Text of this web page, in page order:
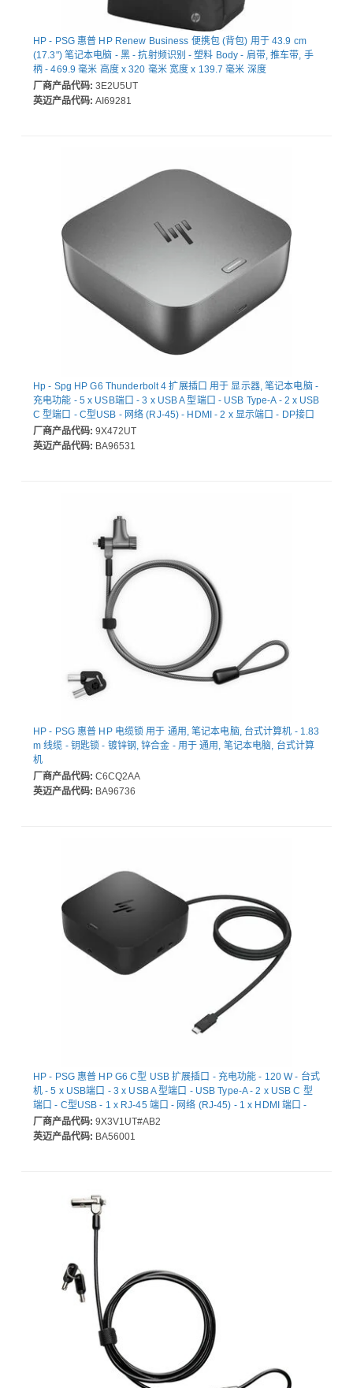
HP - PSG 惠普 HP Renew Business 便携包 (背包) 用于 43.9 cm
(17.3") 笔记本电脑 - 黑 - 抗射频识别 - 塑料 Body - 肩带, 推车带, 手
柄 - 469.9 毫米 高度 x 320 毫米 宽度 x 139.7 毫米 深度
厂商产品代码: 3E2U5UT
英迈产品代码: AI69281
Hp - Spg HP G6 Thunderbolt 4 扩展插口 用于 显示器, 笔记本电脑 -
充电功能 - 5 x USB端口 - 3 x USB A 型端口 - USB Type-A - 2 x USB
C 型端口 - C型USB - 网络 (RJ-45) - HDMI - 2 x 显示端口 - DP接口
- Thunderbolt - 有线 - ChromeOS, Linux, macOS, Windows 10,
Windows 11 - 100W
厂商产品代码: 9X472UT
英迈产品代码: BA96531
HP - PSG 惠普 HP 电缆锁 用于 通用, 笔记本电脑, 台式计算机 - 1.83
m 线缆 - 钥匙锁 - 镀锌钢, 锌合金 - 用于 通用, 笔记本电脑, 台式计算
机
厂商产品代码: C6CQ2AA
英迈产品代码: BA96736
HP - PSG 惠普 HP G6 C型 USB 扩展插口 - 充电功能 - 120 W - 台式
机 - 5 x USB端口 - 3 x USB A 型端口 - USB Type-A - 2 x USB C 型
端口 - C型USB - 1 x RJ-45 端口 - 网络 (RJ-45) - 1 x HDMI 端口 -
HDMI - 2 x 显示端口 - DP接口 - 有线 - 2.5G 以太网 - 100W
厂商产品代码: 9X3V1UT#AB2
英迈产品代码: BA56001